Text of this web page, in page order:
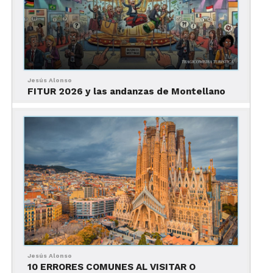
Madrid: Pasear por el parque
El Retiro
Foto: Carlos Delgado
Jesús Alonso
FITUR 2026 y las andanzas de Montellano
Jesús Alonso
10 ERRORES COMUNES AL VISITAR O